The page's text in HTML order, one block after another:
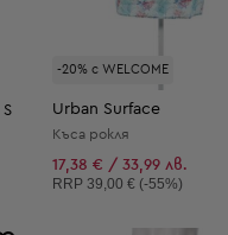
S
-20% с WELCOME
Urban Surface
Къса рокля
17,38 € / 33,99 лв.
Препоръчителна цена:
RRP39,00 € (-55%)